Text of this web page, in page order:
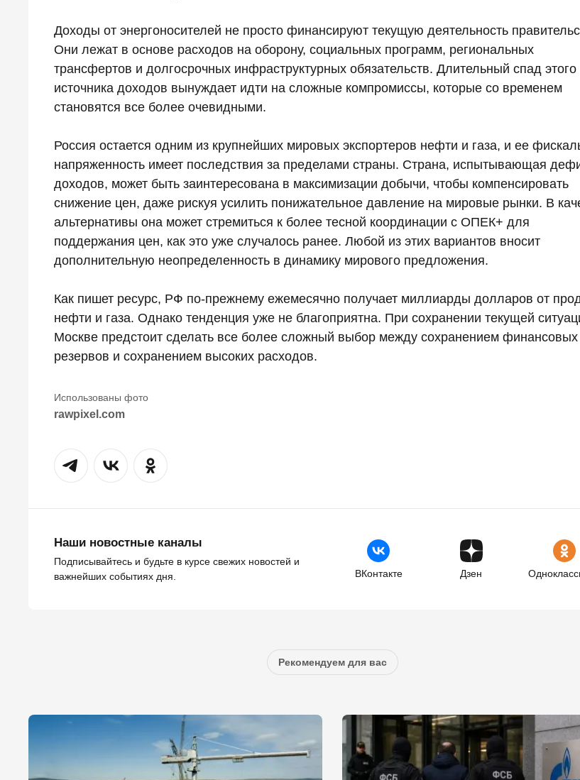
Доходы от энергоносителей не просто финансируют текущую деятельность
Они лежат в основе расходов на оборону, социальных программ, региональных
трансфертов и долгосрочных инфраструктурных обязательств. Длительный спад этого
источника доходов вынуждает идти на сложные компромиссы, которые со временем
становятся все более очевидными.
Россия остается одним из крупнейших мировых экспортеров нефти и газа, и ее
напряженность имеет последствия за пределами страны. Страна, испытывающая
доходов, может быть заинтересована в максимизации добычи, чтобы компенсировать
снижение цен, даже рискуя усилить понижательное давление на мировые рынки. В
альтернативы она может стремиться к более тесной координации с ОПЕК+ для
поддержания цен, как это уже случалось ранее. Любой из этих вариантов вносит
дополнительную неопределенность в динамику мирового предложения.
Как пишет ресурс, РФ по-прежнему ежемесячно получает миллиарды долларов от
нефти и газа. Однако тенденция уже не благоприятна. При сохранении текущей
Москве предстоит сделать все более сложный выбор между сохранением финансовых
резервов и сохранением высоких расходов.
rawpixel.com
Наши новостные каналы
Подписывайтесь и будьте в курсе свежих новостей и
важнейших событиях дня.
ВКонтакте Дзен
Рекомендуем для вас